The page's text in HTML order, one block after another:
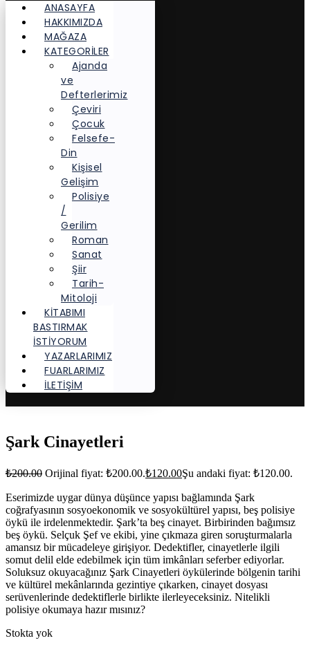
ANASAYFA
HAKKIMIZDA
MAĞAZA
KATEGORİLER
Ajanda
ve
Defterlerimiz
Çeviri
Çocuk
Felsefe-
Din
Kişisel
Gelişim
Polisiye
/
Gerilim
Roman
Sanat
Şiir
Tarih-
Mitoloji
KITABIMI
BASTIRMAK
İSTIYORUM
YAZARLARIMIZ
FUARLARIMIZ
İLETİŞİM
Şark Cinayetleri
₺200.00 Orijinal fiyat: ₺200.00.₺120.00Şu andaki fiyat: ₺120.00.
Eserimizde uygar dünya düşünce yapısı bağlamında Şark
coğrafyasının sosyoekonomik ve sosyokültürel yapısı, beş polisiye
öykü ile irdelenmektedir. Şark’ta beş cinayet. Birbirinden bağımsız
beş öykü. Selçuk Şef ve ekibi, yine çıkmaza giren soruşturmalarla
amansız bir mücadeleye girişiyor. Dedektifler, cinayetlerle ilgili
somut delil elde edebilmek için tüm imkânları seferber ediyorlar.
Soluksuz okuyacağınız Şark Cinayetleri öykülerinde bölgenin tarihi
ve kültürel mekânlarında gezintiye çıkarken, cinayet dosyası
serüvenlerinde dedektiflerle birlikte ilerleyeceksiniz. Nitelikli
polisiye okumaya hazır mısınız?
Stokta yok